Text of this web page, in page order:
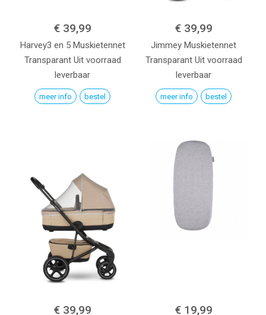
€ 39,99
Harvey3 en 5 Muskietennet
Transparant Uit voorraad
leverbaar
meer info bestel
€ 39,99
Jimmey Muskietennet
Transparant Uit voorraad
leverbaar
meer info bestel
€ 39,99 € 19,99